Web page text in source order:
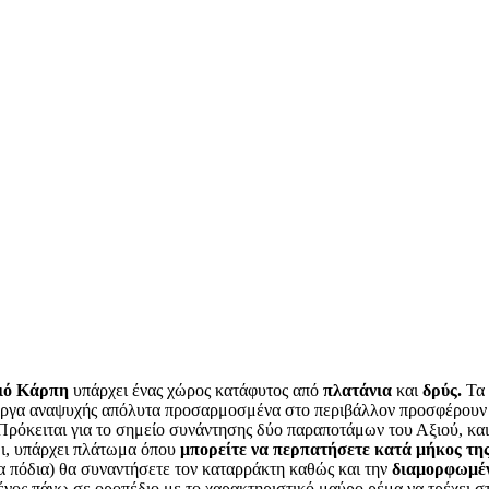
Κάρπη υπάρχει ένας χώρος κατάφυτος από πλατάνια και δρύς. Τα
αναψυχής απόλυτα προσαρμοσμένα στο περιβάλλον
για το σημείο συνάντησης δύο παραποτάμων του Αξιού,
υπάρχει πλάτωμα όπου μπορείτε να περπατήσετε κατά μήκος
θα συναντήσετε τον καταρράκτη καθώς και την